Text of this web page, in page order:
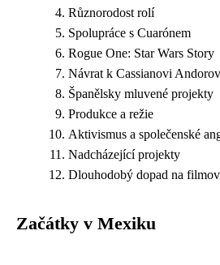
Různorodost rolí
Spolupráce s Cuarónem
Rogue One: Star Wars Story
Návrat k Cassianovi
Španělsky mluvené projekty
Produkce a režie
Aktivismus a společenské
Nadcházející projekty
Dlouhodobý dopad na
Začátky v Mexiku